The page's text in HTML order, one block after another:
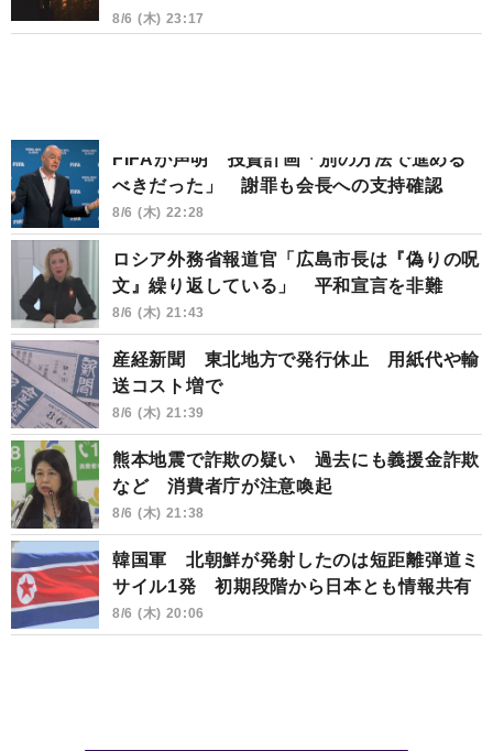
8/6 (木) 23:17
FIFAが声明 投資計画「別の方法で進める
べきだった」 謝罪も会長への支持確認
8/6 (木) 22:28
ロシア外務省報道官「広島市長は『偽りの呪
文』繰り返している」 平和宣言を非難
8/6 (木) 21:43
産経新聞 東北地方で発行休止 用紙代や輸
送コスト増で
8/6 (木) 21:39
熊本地震で詐欺の疑い 過去にも義援金詐欺
など 消費者庁が注意喚起
8/6 (木) 21:38
韓国軍 北朝鮮が発射したのは短距離弾道ミ
サイル1発 初期段階から日本とも情報共有
8/6 (木) 20:06